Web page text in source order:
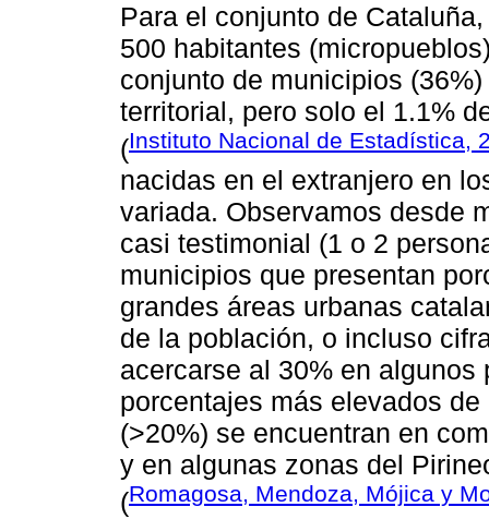
Para el conjunto de
500 habitantes
conjunto de municipios
territorial, pero solo el 1.1%
(Instituto Nacional de Estadística,
nacidas en el extranjero en
variada. Observamos desde
casi testimonial (1 o 2
municipios que presentan
grandes áreas urbanas
de la población, o incluso
acercarse al 30% en
porcentajes más elevados
(>20%) se encuentran en
y en algunas zonas del
(Romagosa, Mendoza, Mójica y